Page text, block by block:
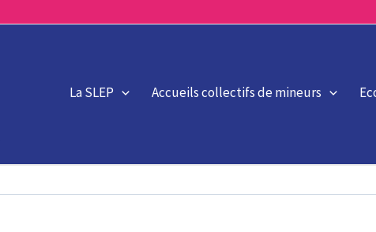
La SLEP Accueils collectifs de mineurs